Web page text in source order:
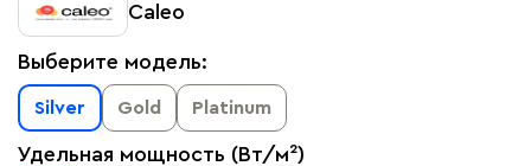
Caleo
Выберите модель:
Silver Gold Platinum
Удельная мощность (Вт/м²)